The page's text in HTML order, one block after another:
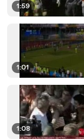
1:59
1:01
1:08